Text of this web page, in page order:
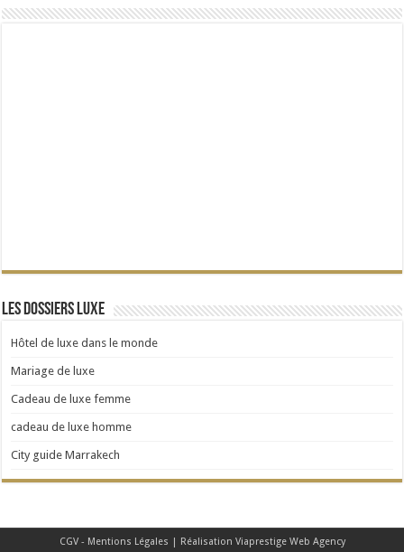
Les dossiers Luxe
Hôtel de luxe dans le monde
Mariage de luxe
Cadeau de luxe femme
cadeau de luxe homme
City guide Marrakech
CGV - Mentions Légales | Réalisation Viaprestige Web Agency